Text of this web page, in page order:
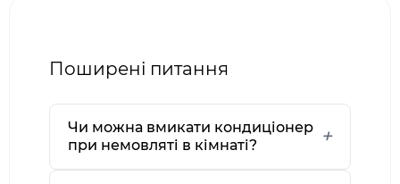
Поширені питання
Чи можна вмикати кондиціонер
при немовляті в кімнаті?